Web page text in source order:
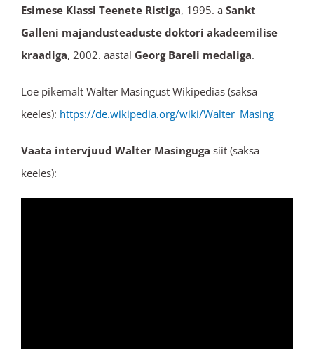
Esimese Klassi Teenete Ristiga, 1995. a Sankt
Galleni majandusteaduste doktori akadeemilise
kraadiga, 2002. aastal Georg Bareli medaliga.
Loe pikemalt Walter Masingust Wikipedias (saksa
keeles): https://de.wikipedia.org/wiki/Walter_Masing
Vaata intervjuud Walter Masinguga siit (saksa
keeles):